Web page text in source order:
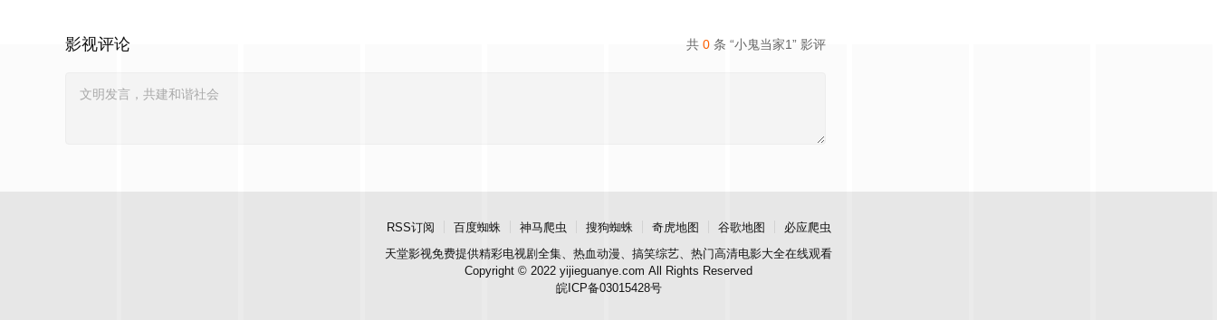
共 0 条 “小鬼当家1” 影评
影视评论
RSS订阅 百度蜘蛛 神马爬虫 搜狗蜘蛛 奇虎地图 谷歌地图
必应爬虫
天堂影视免费提供精彩电视剧全集、热血动漫、搞笑综艺、热门高清电影大全在线观看
Copyright © 2022 yijieguanye.com All Rights Reserved
皖ICP备03015428号